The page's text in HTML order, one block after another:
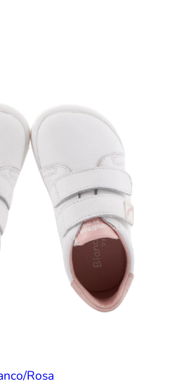
Rosa